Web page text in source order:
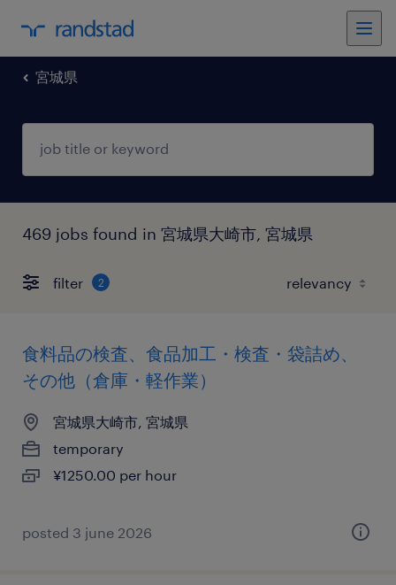
宮城県
469 jobs found in 宮城県大崎市, 宮城県
filter 2
食料品の検査、食品加工・検査・袋詰め、
その他（倉庫・軽作業）
宮城県大崎市, 宮城県
temporary
¥1250.00 per hour
posted 3 june 2026